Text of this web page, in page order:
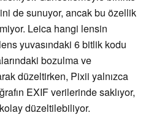
de sunuyor, ancak bu özellik
Leica hangi lensin
yuvasındaki 6 bitlik kodu
bozulma ve
düzeltirken, Pixii yalnızca
EXIF verilerinde saklıyor,
düzeltilebiliyor.